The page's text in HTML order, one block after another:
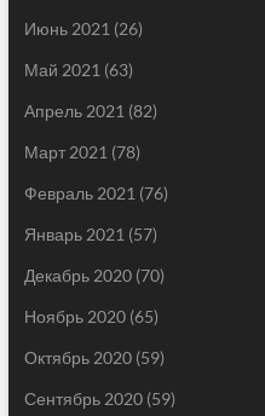
Июнь 2021 (26)
Май 2021 (63)
Апрель 2021 (82)
Март 2021 (78)
Февраль 2021 (76)
Январь 2021 (57)
Декабрь 2020(70)
Ноябрь 2020(65)
Октябрь 2020(59)
Сентябрь 2020(59)